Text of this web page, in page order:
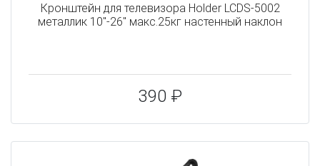
Кронштейн для телевизора Holder LCDS-5002
металлик 10"-26" макс.25кг настенный наклон
390 ₽